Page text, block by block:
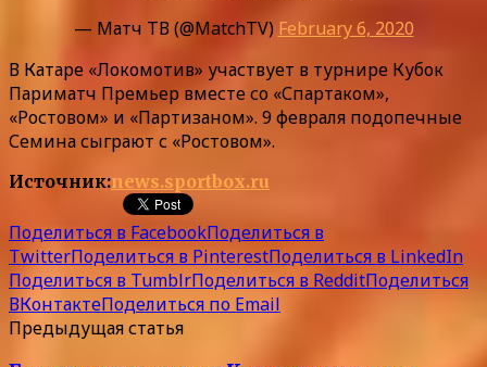
— Матч ТВ (@MatchTV) February 6, 2020
В Катаре «Локомотив» участвует в турнире Кубок
Париматч Премьер вместе со «Спартаком»,
«Ростовом» и «Партизаном». 9 февраля подопечные
Семина сыграют с «Ростовом».
Источник:news.sportbox.ru
Поделиться в FacebookПоделиться в
TwitterПоделиться в PinterestПоделиться в LinkedIn
Поделиться в TumblrПоделиться в RedditПоделиться
ВКонтактеПоделиться по Email
Предыдущая статья